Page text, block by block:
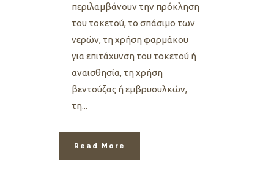
περιλαμβάνουν την πρόκληση
του τοκετού, το σπάσιμο των
νερών, τη χρήση φαρμάκου
για επιτάχυνση του τοκετού ή
αναισθησία, τη χρήση
βεντούζας ή εμβρυουλκών,
τη...
Read More